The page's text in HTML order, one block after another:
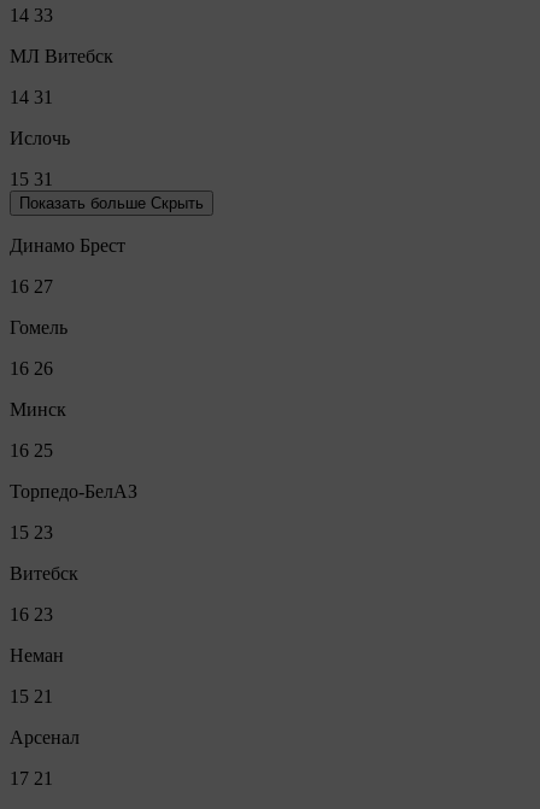
14 33
МЛ Витебск
14 31
Ислочь
15 31
Показать больше Скрыть
Динамо Брест
16 27
Гомель
16 26
Минск
16 25
Торпедо-БелАЗ
15 23
Витебск
16 23
Неман
15 21
Арсенал
17 21